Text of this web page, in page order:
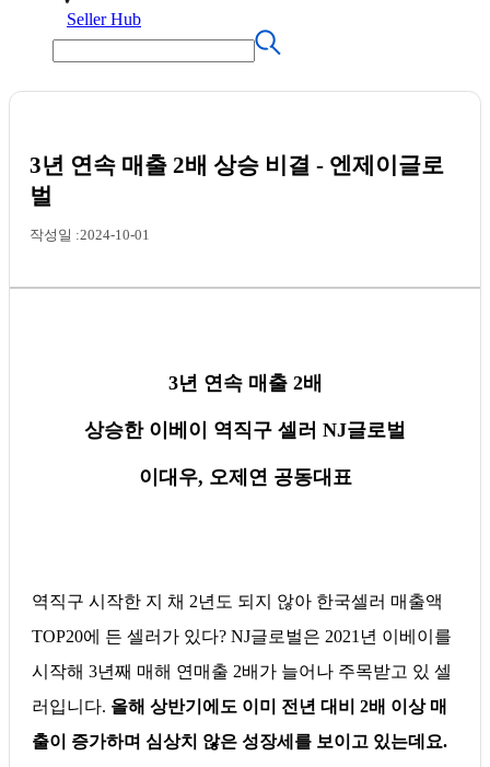
Seller Hub
3년 연속 매출 2배 상승 비결 - 엔제이글로
벌
작성일 :2024-10-01
3년 연속 매출 2배
상승한 이베이 역직구 셀러 NJ글로벌
이대우, 오제연 공동대표
역직구 시작한 지 채 2년도 되지 않아 한국셀러 매출액
TOP20에 든 셀러가 있다? NJ글로벌은 2021년 이베이를
시작해 3년째 매해 연매출 2배가 늘어나 주목받고 있 셀
러입니다. 올해 상반기에도 이미 전년 대비 2배 이상 매
출이 증가하며 심상치 않은 성장세를 보이고 있는데요.